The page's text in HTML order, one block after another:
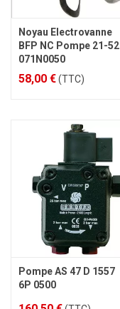
Noyau Electrovanne
BFP NC Pompe 21-52
071N0050
58,00 €(TTC)
Pompe AS 47 D 1557
6P 0500